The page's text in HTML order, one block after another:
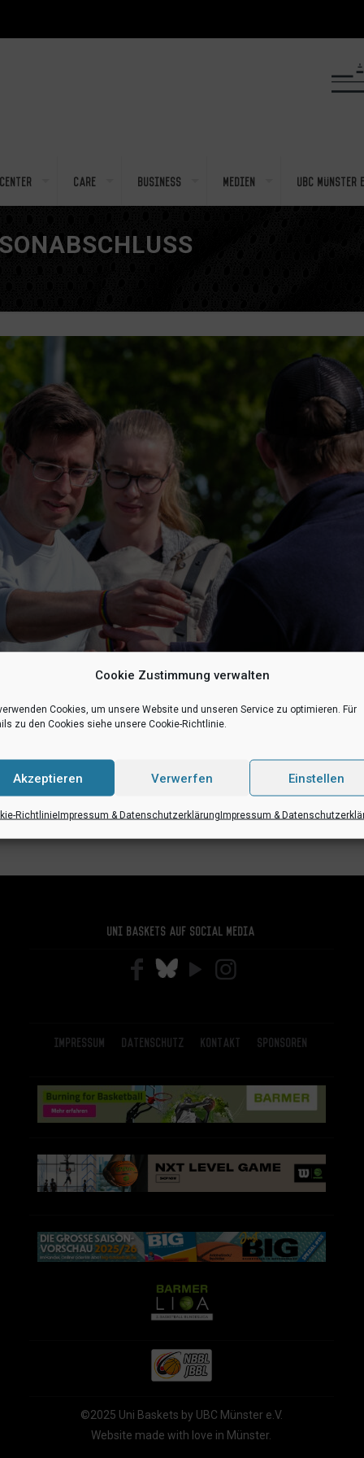
Cookie Zustimmung verwalten
Cookies, um unsere Website und unseren Service zu optimieren. Für
zu den Cookies siehe unsere Cookie-Richtlinie.
Akzeptieren Verwerfen Einstellen
RichtlinieImpressum & DatenschutzerklärungImpressum &
Care Business Medien UBC Münster
Uni Baskets auf Social Media
Impressum Datenschutz Kontakt Sponsoren
©2025 Uni Baskets by UBC Münster e.V.
Website made with love in Münster.